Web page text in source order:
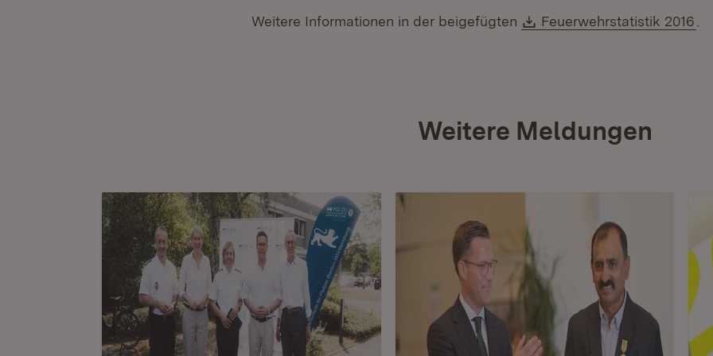
Weitere Informationen in der beigefügten Download:
Feuerwehrstatistik 2016
Weitere Meldungen